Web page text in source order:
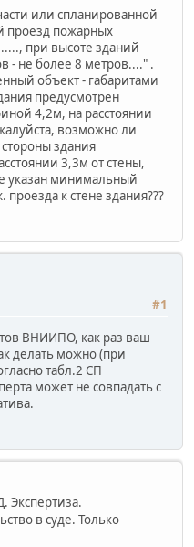
или спланированной
проезд пожарных
при высоте зданий
- не более 8 метров...." .
объект - габаритами
предусмотрен
4,2м, на расстоянии
возможно ли
здания
3,3м от стены,
указан минимальный
к стене здания???
#1
ВНИИПО, как раз ваш
делать можно (при
табл.2 СП
может не совпадать с
Экспертиза.
в суде. Только